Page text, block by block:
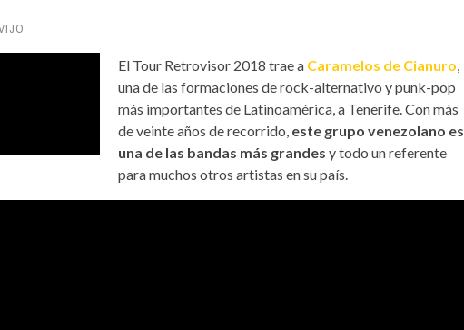
El Tour Retrovisor 2018 trae a Caramelos de Cianuro
una de las formaciones de rock-alternativo y punk-pop
más importantes de Latinoamérica, a Tenerife. Con más
de veinte años de recorrido, este grupo venezolano es
una de las bandas más grandes y todo un referente
para muchos otros artistas en su país.